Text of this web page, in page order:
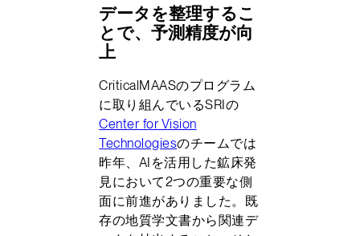
データを整理するこ
とで、予測精度が向
上
CriticalMAASのプログラム
に取り組んでいるSRIの
Center for Vision
Technologiesのチームでは
昨年、AIを活用した鉱床発
見において2つの重要な側
面に前進がありました。既
存の地質学文書から関連デ